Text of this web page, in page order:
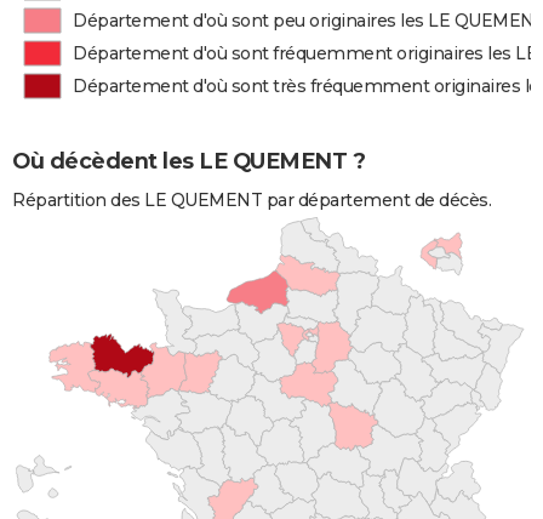
Département d'où sont peu originaires les LE
Département d'où sont fréquemment originaires les LE
Département d'où sont très fréquemment originaires
Où décèdent les LE QUEMENT ?
Répartition des LE QUEMENT par département de décès.